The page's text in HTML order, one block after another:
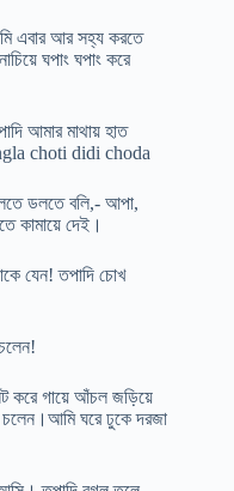
এবার আর সহ্য করতে
ঘপাং ঘপাং করে
আমার মাথায় হাত
choti didi choda
ডলতে বলি,- আপা,
কামায়ে দেই।
যেন! তপাদি চোখ
করে গায়ে আঁচল জড়িয়ে
চলেন।আমি ঘরে ঢুকে দরজা